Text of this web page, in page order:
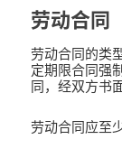
劳动合同
劳动合同的类
定期限合同强
同，经双方书
劳动合同应至